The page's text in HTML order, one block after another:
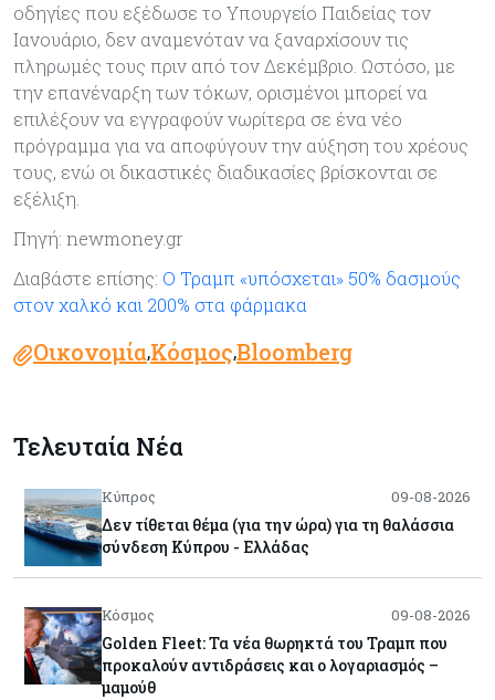
οδηγίες που εξέδωσε το Υπουργείο Παιδείας τον
Ιανουάριο, δεν αναμενόταν να ξαναρχίσουν τις
πληρωμές τους πριν από τον Δεκέμβριο. Ωστόσο, με
την επανέναρξη των τόκων, ορισμένοι μπορεί να
επιλέξουν να εγγραφούν νωρίτερα σε ένα νέο
πρόγραμμα για να αποφύγουν την αύξηση του χρέους
τους, ενώ οι δικαστικές διαδικασίες βρίσκονται σε
εξέλιξη.
Πηγή: newmoney.gr
Διαβάστε επίσης: Ο Τραμπ «υπόσχεται» 50% δασμούς
στον χαλκό και 200% στα φάρμακα
Οικονομία,Κόσμος,Bloomberg
Τελευταία Νέα
Κύπρος 09-08-2026
Δεν τίθεται θέμα (για την ώρα) για τη θαλάσσια
σύνδεση Κύπρου - Ελλάδας
Κόσμος 09-08-2026
Golden Fleet: Τα νέα θωρηκτά του Τραμπ που
προκαλούν αντιδράσεις και ο λογαριασμός –
μαμούθ